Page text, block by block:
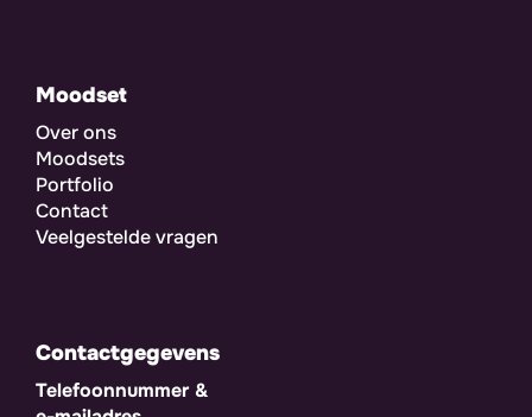
Moodset
Over ons
Moodsets
Portfolio
Contact
Veelgestelde vragen
Contactgegevens
Telefoonnummer &